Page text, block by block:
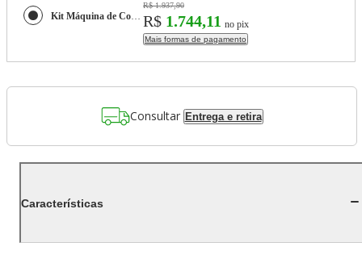
Kit Máquina de Costura Facilita Pro 4411 + Tesoura 10" Tecido e Tesoura Multiuso Preta
R$ 1.937,90
R$ 1.744,11 no pix
Mais formas de pagamento
Consultar Entrega e retira
Características